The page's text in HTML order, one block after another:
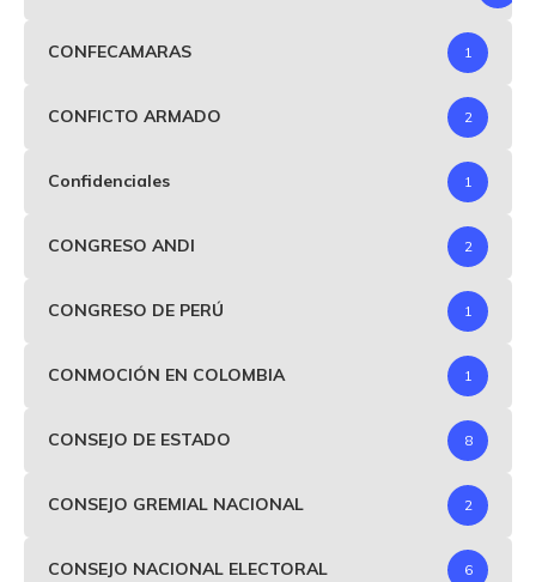
CONFECAMARAS 1
CONFICTO ARMADO 2
Confidenciales 1
CONGRESO ANDI 2
CONGRESO DE PERÚ 1
CONMOCIÓN EN COLOMBIA 1
CONSEJO DE ESTADO 8
CONSEJO GREMIAL NACIONAL 2
CONSEJO NACIONAL ELECTORAL 6